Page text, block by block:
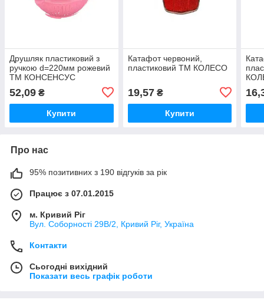
Друшляк пластиковий з
ручкою d=220мм рожевий
ТМ КОНСЕНСУС
52,09 ₴
Купити
Катафот червоний,
пластиковий ТМ КОЛЕСО
19,57₴
Купити
Про нас
95% позитивних з 190 відгуків за рік
Працює з 07.01.2015
м. Кривий Ріг
Вул. Соборності 29В/2, Кривий Ріг, Україна
Контакти
Сьогодні вихідний
Показати весь графік роботи